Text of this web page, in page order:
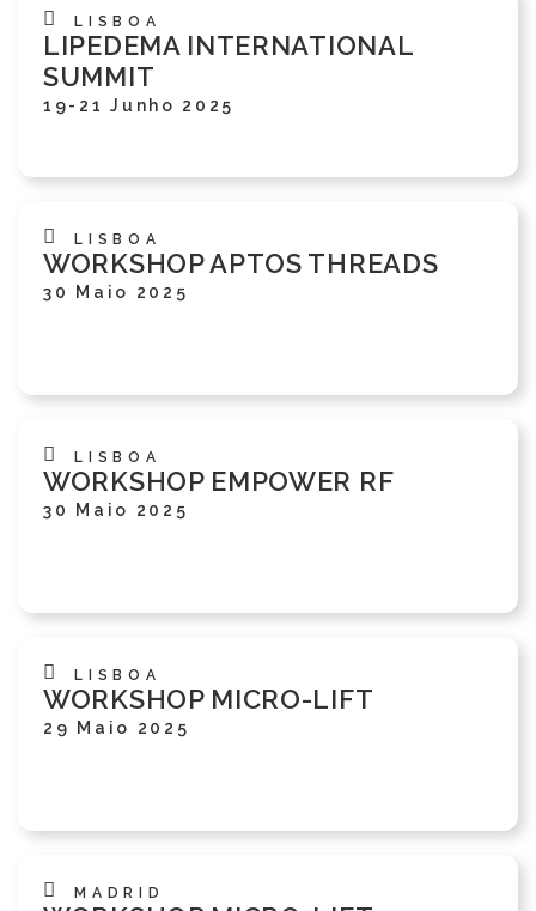
LISBOA
LIPEDEMA INTERNATIONAL
SUMMIT
19-21 Junho 2025
LISBOA
WORKSHOP APTOS THREADS
30 Maio 2025
LISBOA
WORKSHOP EMPOWER RF
30 Maio 2025
LISBOA
WORKSHOP MICRO-LIFT
29 Maio 2025
MADRID